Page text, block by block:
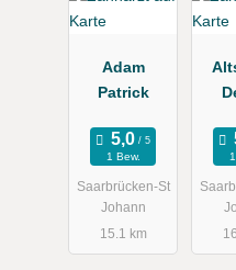
Adam
Patrick
1 Bew.
Saarbrücken-St
Johann
15.1 km